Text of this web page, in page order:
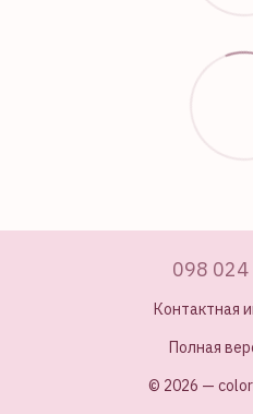
098 024
Контактная
Полная
© 2026 —